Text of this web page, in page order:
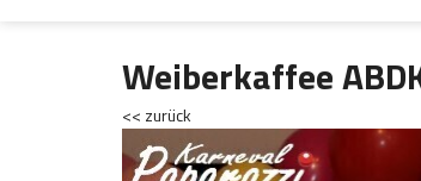
Weiberkaffee
<< zurück